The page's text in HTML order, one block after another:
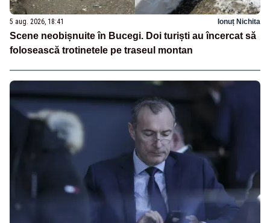
5 aug. 2026, 18:41 Ionuț Nichita
Scene neobișnuite în Bucegi. Doi turiști au încercat să
folosească trotinetele pe traseul montan